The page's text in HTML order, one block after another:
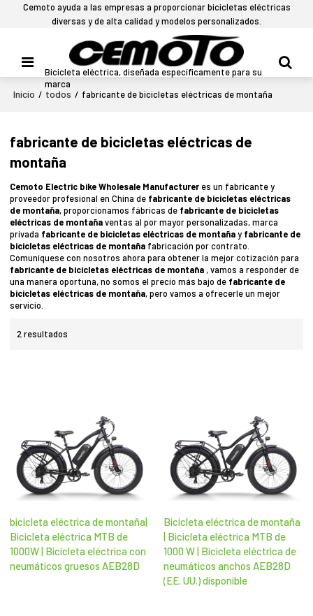
Cemoto ayuda a las empresas a proporcionar bicicletas eléctricas
diversas y de alta calidad y modelos personalizados.
Bicicleta eléctrica, diseñada específicamente para su
marca
Inicio / todos / fabricante de bicicletas eléctricas de montaña
fabricante de bicicletas eléctricas de
montaña
Cemoto Electric bike Wholesale Manufacturer es un fabricante y
proveedor profesional en China de fabricante de bicicletas eléctricas
de montaña, proporcionamos fábricas de fabricante de bicicletas
eléctricas de montañaventas al por mayor personalizadas, marca
privada fabricante de bicicletas eléctricas de montañay fabricante de
bicicletas eléctricas de montaña fabricación por contrato.
Comuníquese con nosotros ahora para obtener la mejor cotización para
fabricante de bicicletas eléctricas de montaña , vamos a responder de
una manera oportuna, no somos el precio más bajo de fabricante de
bicicletas eléctricas de montaña, pero vamos a ofrecerle un mejor
servicio.
2 resultados
bicicleta eléctrica de montaña|
Bicicleta eléctrica MTB de
1000W | Bicicleta eléctrica con
neumáticos gruesos AEB28D
Bicicleta eléctrica de montaña
| Bicicleta eléctrica MTB de
1000 W | Bicicleta eléctrica de
neumáticos anchos AEB28D
(EE. UU.) disponible